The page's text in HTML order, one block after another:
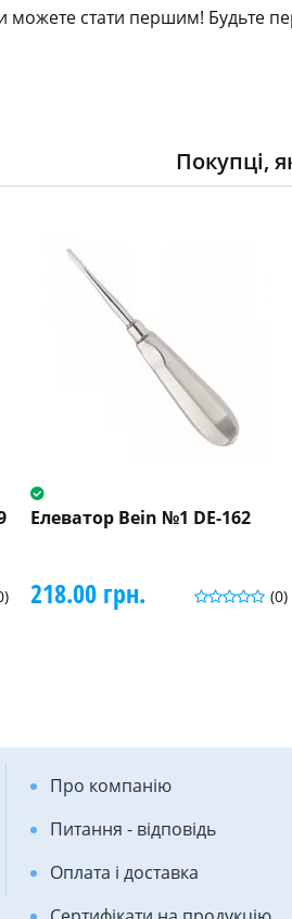
можете стати першим! Будьте
Покупці,
Елеватор Bein №1 DE-162
(0)
218.00 грн.
Про компанію
Питання - відповідь
Оплата і доставка